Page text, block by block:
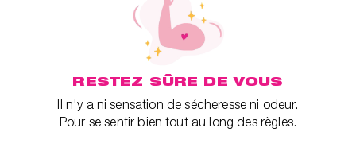
RESTEZ SÛRE DE VOUS
Il n'y a ni sensation de sécheresse ni odeur.
Pour se sentir bien tout au long des règles.